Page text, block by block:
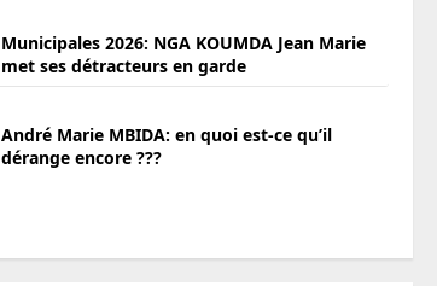
Municipales 2026: NGA KOUMDA Jean Marie
met ses détracteurs en garde
André Marie MBIDA: en quoi est-ce qu’il
dérange encore ???